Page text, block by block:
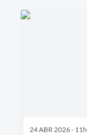
24 ABR 2026 -